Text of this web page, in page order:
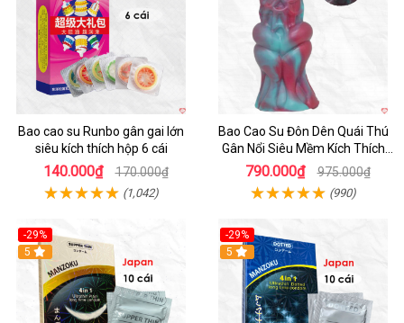
Bao cao su Runbo gân gai lớn
siêu kích thích hộp 6 cái
140.000₫ 170.000₫
(1,042)
Bao Cao Su Đôn Dên Quái Thú
Gân Nổi Siêu Mềm Kích Thích
Tột Đỉnh
790.000₫ 975.000₫
(990)
-29%
5
-29%
5